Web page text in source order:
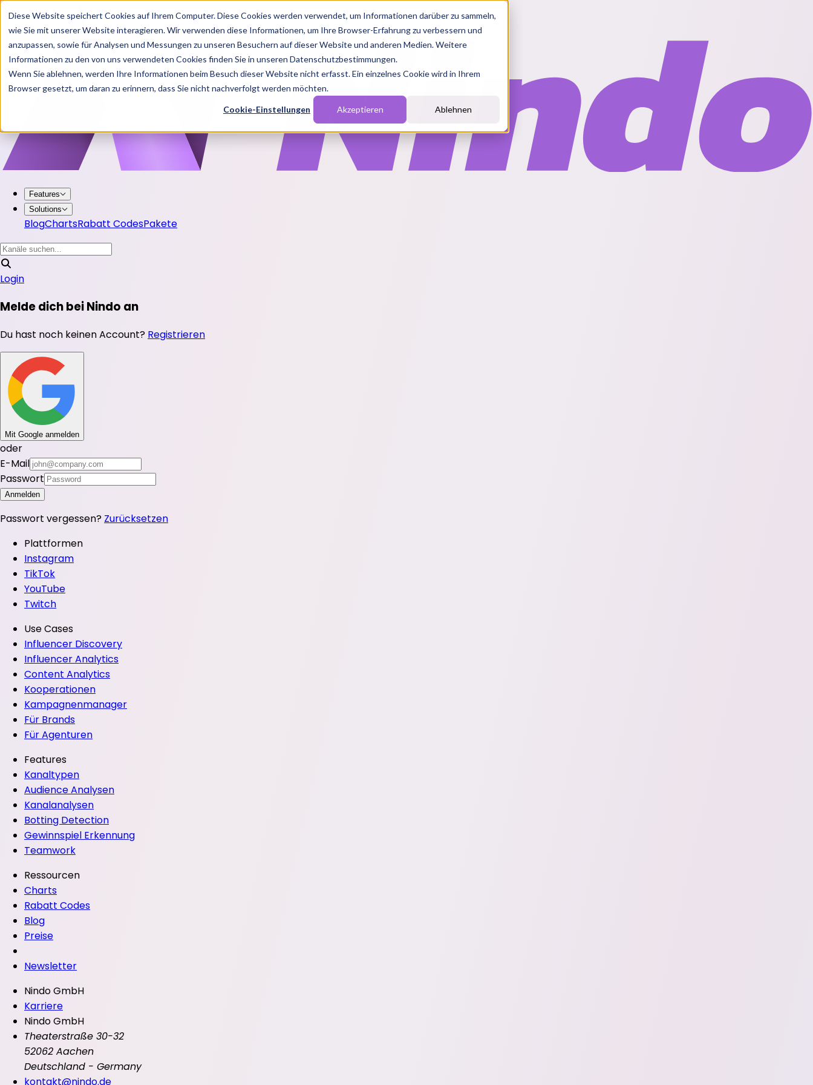
Diese Website speichert Cookies auf Ihrem Computer. Diese Cookies werden verwendet, um Informationen darüber zu sammeln,
wie Sie mit unserer Website interagieren. Wir verwenden diese Informationen, um Ihre Browser-Erfahrung zu verbessern und
anzupassen, sowie für Analysen und Messungen zu unseren Besuchern auf dieser Website und anderen Medien. Weitere
Informationen zu den von uns verwendeten Cookies finden Sie in unseren Datenschutzbestimmungen.
Wenn Sie ablehnen, werden Ihre Informationen beim Besuch dieser Website nicht erfasst. Ein einzelnes Cookie wird in Ihrem
Browser gesetzt, um daran zu erinnern, dass Sie nicht nachverfolgt werden möchten.
Cookie-Einstellungen Akzeptieren Ablehnen
Features
Solutions
BlogChartsRabatt CodesPakete
Login
Melde dich bei Nindo an
Du hast noch keinen Account? Registrieren
Mit Google anmelden
oder
E-Mail
Passwort
Anmelden
Passwort vergessen? Zurücksetzen
Plattformen
Instagram
TikTok
YouTube
Twitch
Use Cases
Influencer Discovery
Influencer Analytics
Content Analytics
Kooperationen
Kampagnenmanager
Für Brands
Für Agenturen
Features
Kanaltypen
Audience Analysen
Kanalanalysen
Botting Detection
Gewinnspiel Erkennung
Teamwork
Ressourcen
Charts
Rabatt Codes
Blog
Preise
Newsletter
Nindo GmbH
Karriere
Nindo GmbH
Theaterstraße 30-32
52062 Aachen
Deutschland - Germany
kontakt@nindo.de